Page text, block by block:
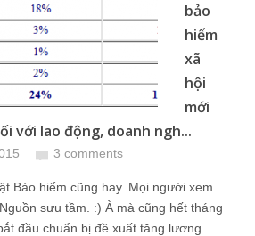
bảo
hiểm
xã
hội
mới
với lao động, doanh ngh...
3 comments
Bảo hiểm cũng hay. Mọi người xem
sưu tầm. :) À mà cũng hết tháng
đầu chuẩn bị đề xuất tăng lương